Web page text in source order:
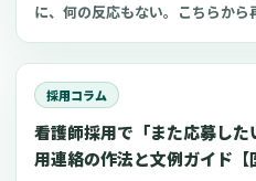
に、何の反応もない。こちらか
二度はあるのではないでしょう
の返信がないことは、残念ながら
生労働省の発表によると、看護師
師」の有効求人倍率は、近年2倍
業の平均と比べても高い水準です
採用コラム
看護師採用で「また応募し
用連絡の作法と文例ガイド【